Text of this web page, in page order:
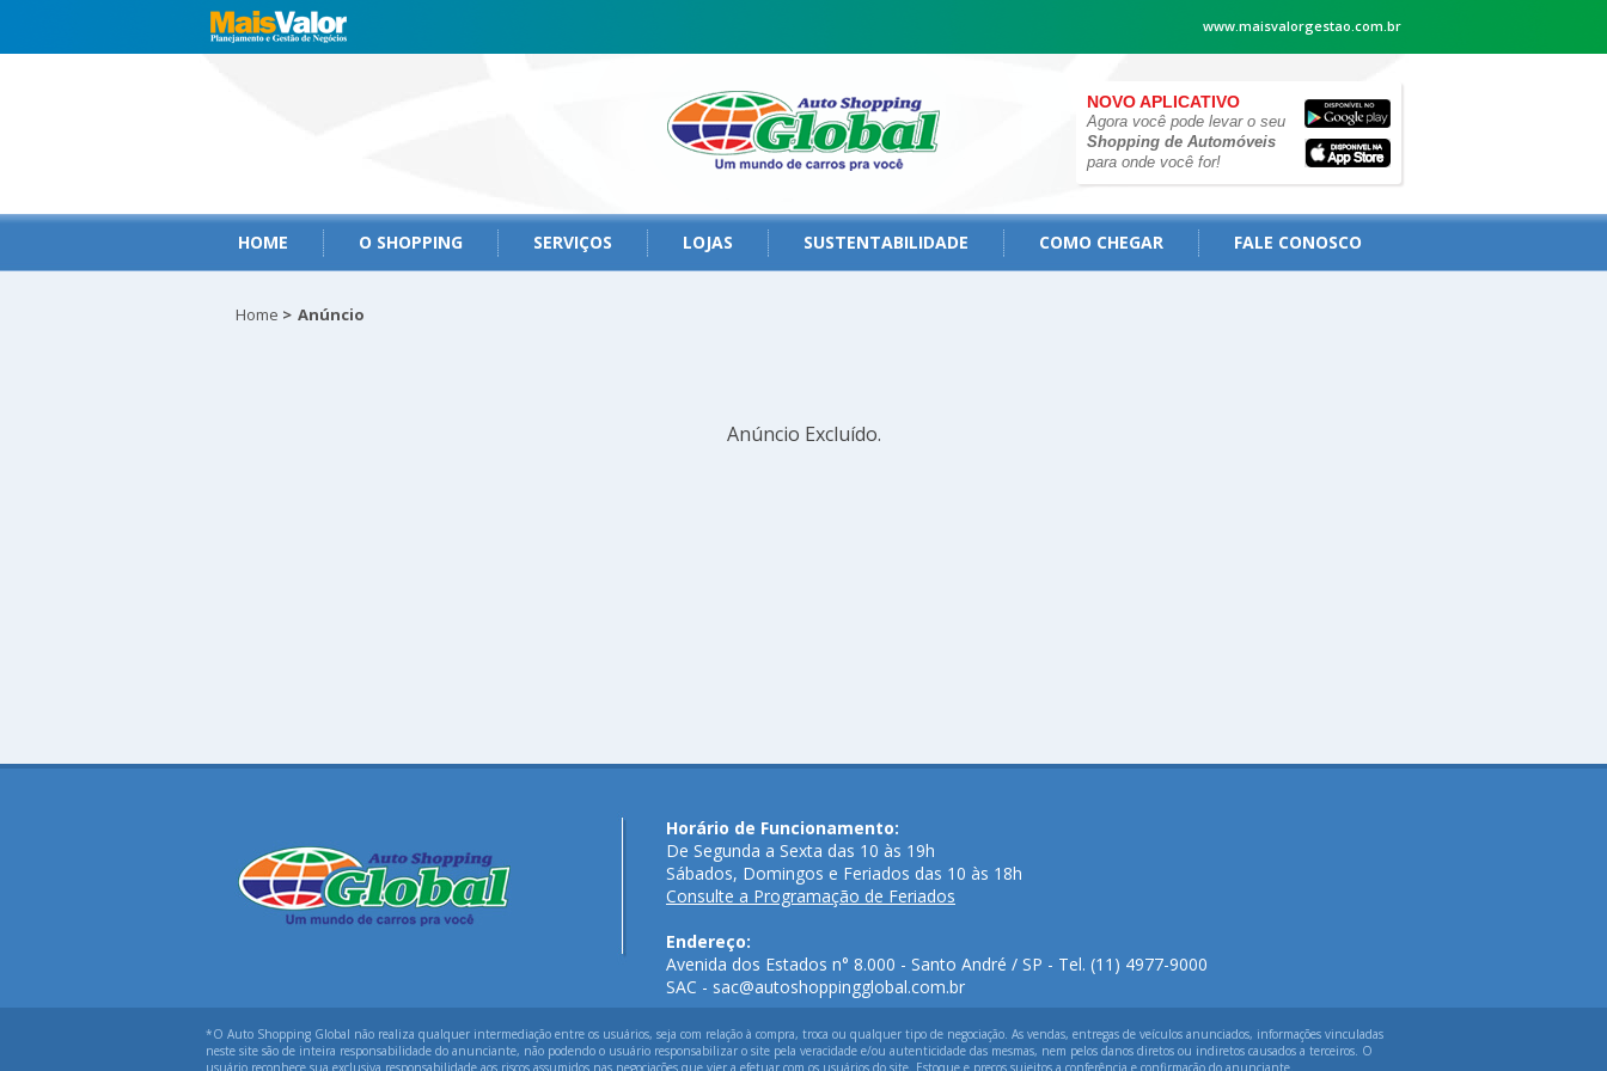
www.maisvalorgestao.com.br
NOVO APLICATIVO
Agora você pode levar o seu
Shopping de Automóveis
para onde você for!
HOME O SHOPPING SERVIÇOS LOJAS SUSTENTABILIDADE COMO CHEGAR FALE CONOSCO
Home > Anúncio
Anúncio Excluído.
Horário de Funcionamento:
De Segunda a Sexta das 10 às 19h
Sábados, Domingos e Feriados das 10 às 18h
Consulte a Programação de Feriados
Endereço:
Avenida dos Estados n° 8.000 - Santo André / SP - Tel. (11) 4977-9000
SAC - sac@autoshoppingglobal.com.br
*O Auto Shopping Global não realiza qualquer intermediação entre os usuários, seja com relação à compra, troca ou qualquer tipo de negociação. As vendas, entregas de veículos anunciados, informações vinculadas
neste site são de inteira responsabilidade do anunciante, não podendo o usuário responsabilizar o site pela veracidade e/ou autenticidade das mesmas, nem pelos danos diretos ou indiretos causados a terceiros. O
usuário reconhece sua exclusiva responsabilidade aos riscos assumidos nas negociações que vier a efetuar com os usuários do site. Estoque e preços sujeitos a conferência e confirmação do anunciante.